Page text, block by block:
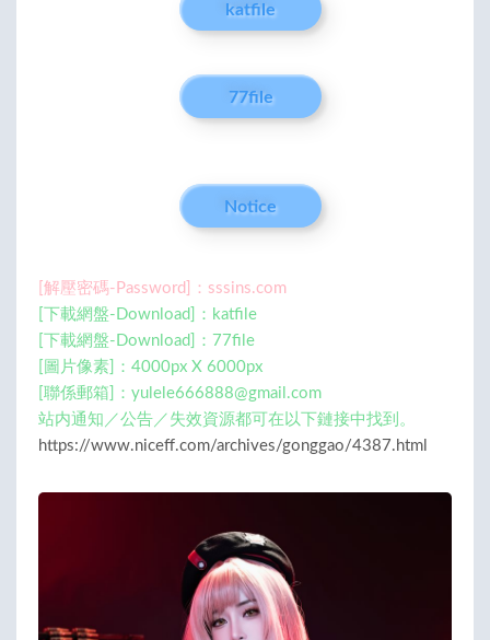
katfile
77file
Notice
[解壓密碼-Password]：sssins.com
[下載網盤-Download]：katfile
[下載網盤-Download]：77file
[圖片像素]：4000px X 6000px
[聯係郵箱]： yulele666888@gmail.com
站内通知／公告／失效資源都可在以下鏈接中找到。
https://www.niceff.com/archives/gonggao/4387.html